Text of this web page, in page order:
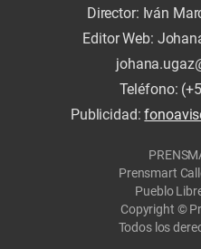
Director: Iván
Editor Web:
Teléfono:
Publicidad:
Prensmart
Pueblo
Copyright ©
Todos los